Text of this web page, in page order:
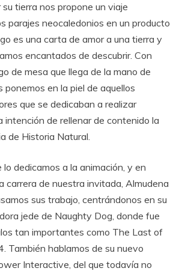
tierra nos propone un viaje
parajes neocaledonios en un producto
es una carta de amor a una tierra y
encantados de descubrir. Con
de mesa que llega de la mano de
ponemos en la piel de aquellos
que se dedicaban a realizar
intención de rellenar de contenido la
de Historia Natural.
lo dedicamos a la animación, y en
carrera de nuestra invitada, Almudena
sus trabajo, centrándonos en su
jede de Naughty Dog, donde fue
tan importantes como The Last of
También hablamos de su nuevo
Interactive, del que todavía no